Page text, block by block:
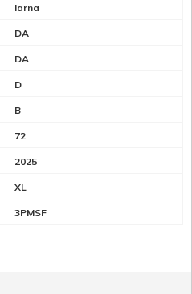
Iarna
DA
DA
D
B
72
2025
XL
3PMSF